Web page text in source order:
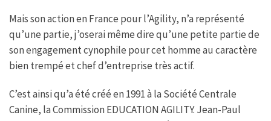
Mais son action en France pour l’Agility, n’a représenté
qu’une partie, j’oserai même dire qu’une petite partie de
son engagement cynophile pour cet homme au caractère
bien trempé et chef d’entreprise très actif.
C’est ainsi qu’a été créé en 1991 à la Société Centrale
Canine, la Commission EDUCATION AGILITY. Jean-Paul